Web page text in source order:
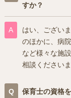
すか？
はい、ござい
のほかに、病
など様々な施
相談くださいま
保育士の資格